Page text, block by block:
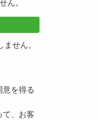
ん。
せん。
意を得る
て、お客